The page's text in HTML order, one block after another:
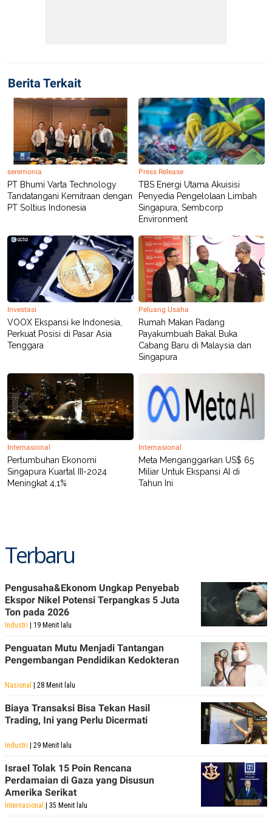
Berita Terkait
seremonia
PT Bhumi Varta Technology
Tandatangani Kemitraan dengan
PT Soltius Indonesia
Press Release
TBS Energi Utama Akuisisi
Penyedia Pengelolaan Limbah
Singapura, Sembcorp
Environment
Investasi
VOOX Ekspansi ke Indonesia,
Perkuat Posisi di Pasar Asia
Tenggara
Peluang Usaha
Rumah Makan Padang
Payakumbuah Bakal Buka
Cabang Baru di Malaysia dan
Singapura
Internasional
Pertumbuhan Ekonomi
Singapura Kuartal III-2024
Meningkat 4,1%
Internasional
Meta Menganggarkan US$ 65
Miliar Untuk Ekspansi AI di
Tahun Ini
Terbaru
Pengusaha&Ekonom Ungkap Penyebab
Ekspor Nikel Potensi Terpangkas 5 Juta
Ton pada 2026
Industri | 19 Menit lalu
Penguatan Mutu Menjadi Tantangan
Pengembangan Pendidikan Kedokteran
Nasional | 28 Menit lalu
Biaya Transaksi Bisa Tekan Hasil
Trading, Ini yang Perlu Dicermati
Industri | 29 Menit lalu
Israel Tolak 15 Poin Rencana
Perdamaian di Gaza yang Disusun
Amerika Serikat
Internasional | 35 Menit lalu